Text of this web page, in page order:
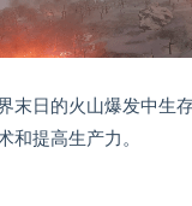
末日的火山爆发中生
和提高生产力。